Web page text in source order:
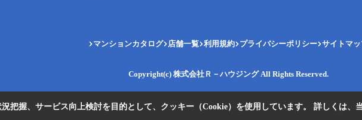
マンションカタログ 店舗一覧 利用規約 プライバシーポリシー サイトマッ
Copyright(c) 株式会社Ｒ－ハウジング All Rights Reserved.
把握、サービス向上検討を目的として、クッキー（Cookie）を使用しています。 詳しくは、